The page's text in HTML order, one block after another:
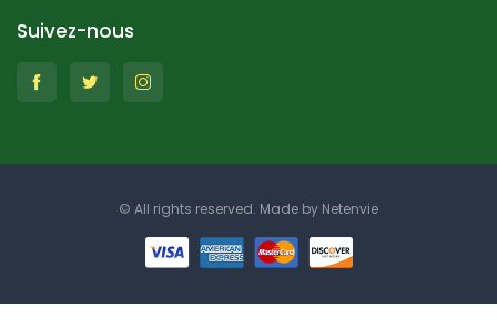
Suivez-nous
© All rights reserved. Made by Netenvie